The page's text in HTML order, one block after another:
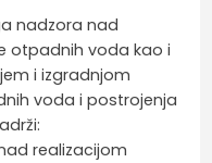
nadzora nad
otpadnih voda kao i
i izgradnjom
voda i postrojenja
realizacijom